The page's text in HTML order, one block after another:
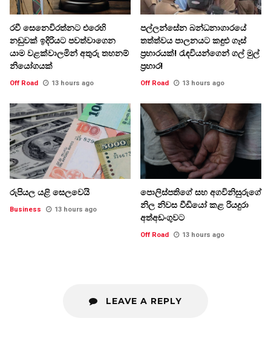
රවී සෙනෙවිරත්නට එරෙහි
නඩුවක් ඉදිරියට පවත්වාගෙන
යාම වළක්වාලමින් අතුරු තහනම්
නියෝගයක්
Off Road 13 hours ago
පල්ලන්සේන බන්ධනාගාරයේ
තත්ත්වය පාලනයට කඳුළු ගෑස්
ප්‍රහාරයක්! රැඳවියන්ගෙන් ගල් මුල්
ප්‍රහාර!
Off Road 13 hours ago
රුපියල යළි සෙලවෙයි
Business 13 hours ago
පොලිස්පතිගේ සහ අගවිනිසුරුගේ
නිල නිවස වීඩියෝ කළ රියදුරා
අත්අඩංගුවට
Off Road 13 hours ago
LEAVE A REPLY